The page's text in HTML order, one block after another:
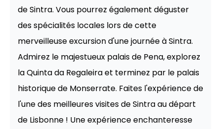
de Sintra. Vous pourrez également déguster
des spécialités locales lors de cette
merveilleuse excursion d'une journée à Sintra.
Admirez le majestueux palais de Pena, explorez
la Quinta da Regaleira et terminez par le palais
historique de Monserrate. Faites l'expérience de
l'une des meilleures visites de Sintra au départ
de Lisbonne ! Une expérience enchanteresse